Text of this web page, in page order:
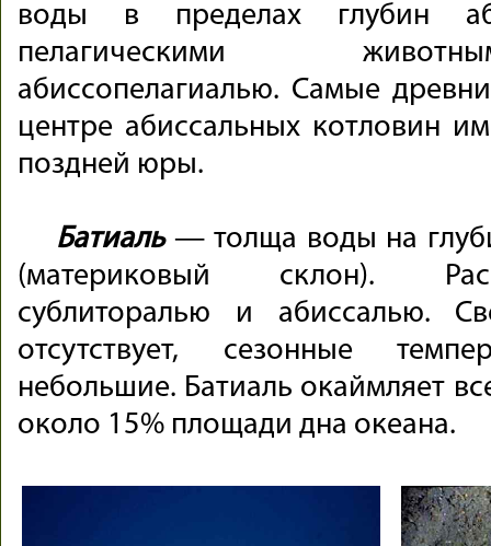
воды в пределах глубин
пелагическими
абиссопелагиалью. Самые
центре абиссальных котловин
поздней юры.
Батиаль— толща воды на
(материковый склон).
сублиторалью и абиссалью.
отсутствует, сезонные
небольшие. Батиаль окаймляет
около 15% площади дна океана.